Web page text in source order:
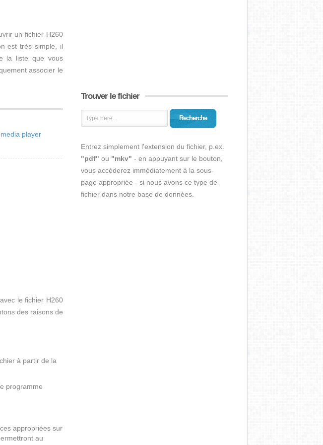
un fichier H260
est très simple, il
la liste que vous
associer le
player
le fichier H260
des raisons de
à partir de la
programme
appropriées sur
au
Trouver le fichier
Recherche
Entrez simplement l'extension du fichier, p.ex.
"pdf" ou "mkv" - en appuyant sur le bouton,
vous accéderez immédiatement à la sous-
page appropriée - si nous avons ce type de
fichier dans notre base de données.